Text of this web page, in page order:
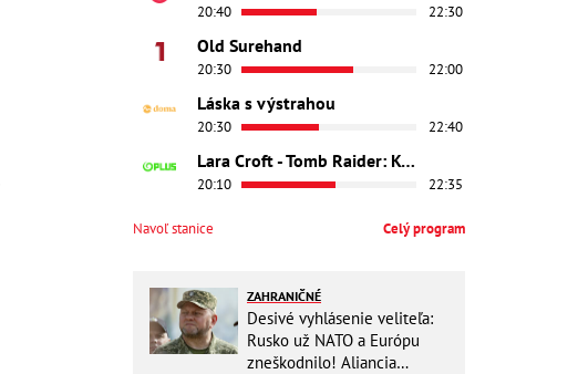
20:40 22:30
Old Surehand
20:30 22:00
Láska s výstrahou
20:30 22:40
Lara Croft - Tomb Raider: Kolíska života
20:10 22:35
Navoľ stanice Celý program
ZAHRANIČNÉ
Desivé vyhlásenie veliteľa:
Rusko už NATO a Európu
zneškodnilo! Aliancia